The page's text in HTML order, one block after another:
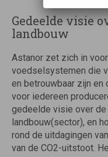
Gedeelde visie
landbouw
Astanor zet zich in
voedselsystemen die
en betrouwbaar zijn
voor iedereen
gedeelde visie over
landbouw(sector), en
rond de uitdagingen
van de CO2-uitstoot.